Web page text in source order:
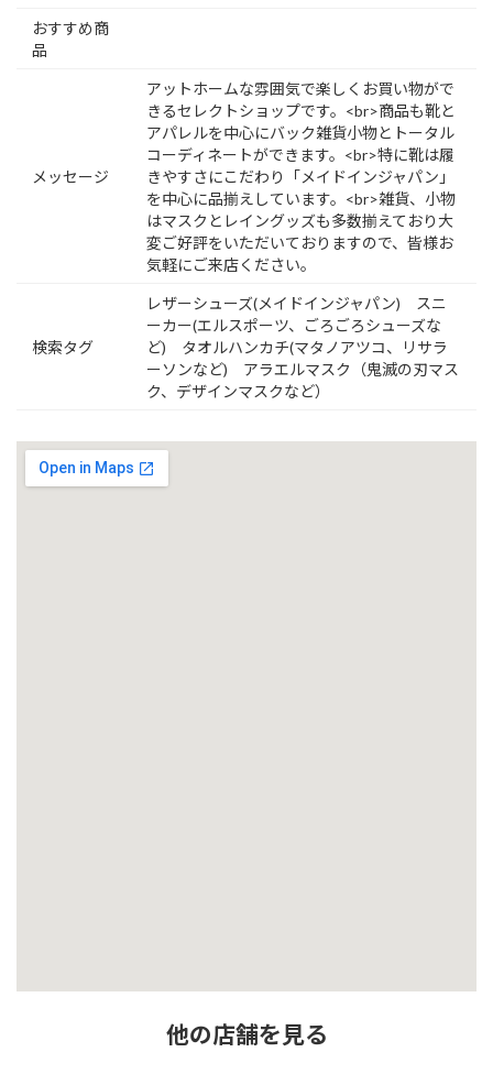
おすすめ商
品
メッセージ
アットホームな雰囲気で楽しくお買い物がで
きるセレクトショップです。<br>商品も靴と
アパレルを中心にバック雑貨小物とトータル
コーディネートができます。<br>特に靴は履
きやすさにこだわり「メイドインジャパン」
を中心に品揃えしています。<br>雑貨、小物
はマスクとレイングッズも多数揃えており大
変ご好評をいただいておりますので、皆様お
気軽にご来店ください。
検索タグ
レザーシューズ(メイドインジャパン) スニ
ーカー(エルスポーツ、ごろごろシューズな
ど) タオルハンカチ(マタノアツコ、リサラ
ーソンなど) アラエルマスク（鬼滅の刃マス
ク、デザインマスクなど）
他の店舗を見る